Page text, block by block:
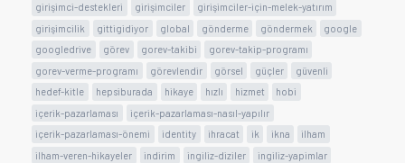
girişimci-destekleri
girişimciler
girişimciler-için-melek-yatırım
girişimcilik
gittigidiyor global gönderme göndermek
google
googledrive
görev gorev-takibi
gorev-takip-programı
gorev-verme-programı
görevlendir görsel güçler
güvenli
hedef-kitle
hepsiburada hikaye hızlı hizmet
hobi
içerik-pazarlaması
içerik-pazarlaması-nasıl-yapılır
içerik-pazarlaması-önemi
identity ihracat ik ikna
ilham
ilham-veren-hikayeler
indirim ingiliz-diziler
ingiliz-yapimlar